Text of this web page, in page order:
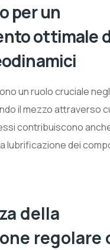
per un
ottimale
un ruolo cruciale
il mezzo attraverso
contribuiscono
lubrificazione dei
della
regolare